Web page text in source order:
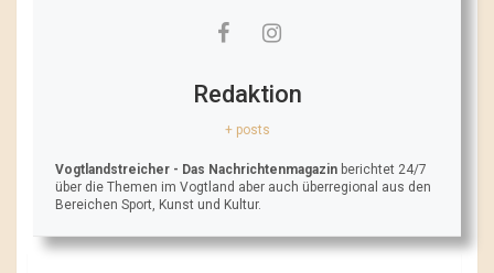
Redaktion
+ posts
Vogtlandstreicher - Das Nachrichtenmagazin berichtet 24/7
über die Themen im Vogtland aber auch überregional aus den
Bereichen Sport, Kunst und Kultur.